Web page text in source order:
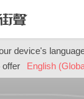
device's
offer
English